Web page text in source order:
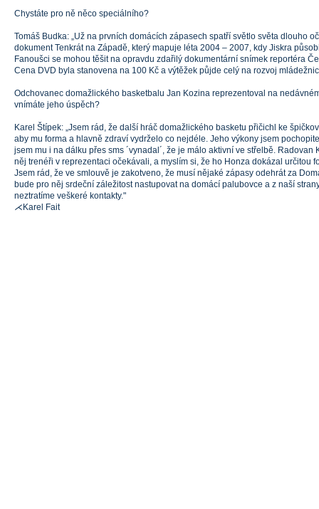
Chystáte pro ně něco speciálního?
Tomáš Budka: „Už na prvních domácích zápasech spatří světlo světa dlouho
dokument Tenkrát na Západě, který mapuje léta 2004 – 2007, kdy Jiskra
Fanoušci se mohou těšit na opravdu zdařilý dokumentární snímek reportéra
Cena DVD byla stanovena na 100 Kč a výtěžek půjde celý na rozvoj
Odchovanec domažlického basketbalu Jan Kozina reprezentoval na
vnímáte jeho úspěch?
Karel Štípek: „Jsem rád, že další hráč domažlického basketu přičichl ke
aby mu forma a hlavně zdraví vydrželo co nejdéle. Jeho výkony jsem
jsem mu i na dálku přes sms ´vynadal´, že je málo aktivní ve střelbě. Radovan
něj trenéři v reprezentaci očekávali, a myslím si, že ho Honza dokázal určitou
Jsem rád, že ve smlouvě je zakotveno, že musí nějaké zápasy odehrát za
bude pro něj srdeční záležitost nastupovat na domácí palubovce a z naší
neztratíme veškeré kontakty."
⋌Karel Fait